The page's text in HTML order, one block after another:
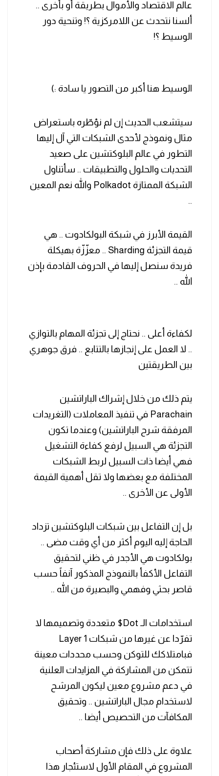
عالم الاقتصاد والأموال بطريقة أو بأخرى ..
ألسنا نتحدث عن اللامركزية ؟! وتنحية دور
الوسيط ؟!
الوسيط هنا أكبر من التصور يا سادة :)
‏سيتشعب الحديث إن لم نؤطّره باستعراض
مثال ونموذج لأحدى الشبكات التي آل إليها
التطور في عالم البلوكتشين على صعيد
التحديات والحلول والتطبيقات .. سأتناول
الشبكة الممتازة Polkadot والله نعم المعين
..
‏القيمة الأبرز في شبكة البولكادوت .. هي
قيمة التجزئة Sharding .. معزّزّة بهيكلة
فريدة سنصل إليها في الحروف القادمة بإذن
الله ..
لكفاءة أعلى .. نحتاج إلى تجزئة المهام بالتوازي
.. لا العمل على إنجازها بالتتابع .. فرق جوهري
بين الطريقتين
‏يتم ذلك من خلال إشراك الباراتشين
Parachain في تنفيذ المعاملات (التغريدات
المرفقة شرح الباراتشين) وعندما تكون
التجزئة هي السبيل لرفع كفاءة التشغيل
فهي أيضا ذات السبيل لربط الشبكات
المختلفة مع بعضها ولا تقل أهمية القيمة
الأولى عن الأخرى ..
‏بل إن التفاعل بين شبكات البلوكتشين تزداد
الحاجة إليه اليوم أكثر من أي وقت مضى ..
بولكادوت هي الأجدر في ظني لتحقيق
التفاعل الأكفأ بالنموذج المذكور آنفاً حسب
قاصر بحثي وفهمي والبصيرة من الله ..
‏استخدامات الـ ‎$Dot متعددة وتصميمها لا
تفرّدا عن غيرها من شبكات Layer 1
فبامتلاكك للتوكن وحسب محددات معينة
تتمكن من المشاركة في المزايدات العلنية
في دعم مشروع معين ليكون المرشح
لاستخدام مجال الباراتشين .. وتحقيق
المكافآت من التحصيص أيضا ..
‏علاوة على ذلك فإن مشاركة أصحاب
المشروع في المقام الأول لاستئجار هذا